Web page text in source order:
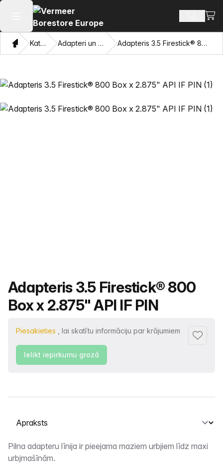
Atvērt galveno izvēlni Meklēt
MājasKatalogu Adapteri un velkamās acis Adapteris 3.5 Firestick® 800 Box x 2.875" API IF PIN
Produkta nosaukums
Adapteris 3.5 Firestick® 800
Box x 2.875" API IF PIN
Piesakieties , lai skatītu informāciju par krājumiem
Ielikt iepirkumu grozā
Atlasiet cilni
Apraksts
Pilna adapteru līnija ir pieejama maziem urbjiem līdz maxi
urbjmašīnām.